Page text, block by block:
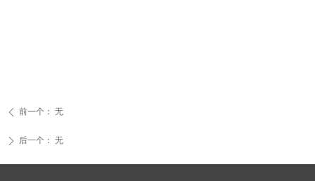
ꄴ 前一个： 无
ꄲ 后一个： 无